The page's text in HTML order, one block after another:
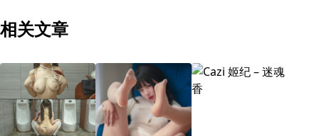
相关文章